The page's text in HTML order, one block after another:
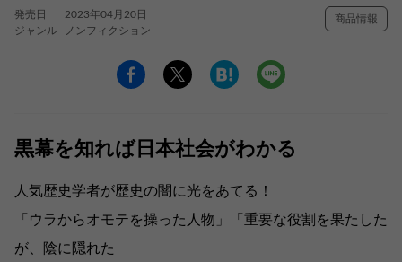
発売日
2023年04月20日
ジャンル
ノンフィクション
商品情報
黒幕を知れば日本社会がわかる
人気歴史学者が歴史の闇に光をあてる！
「ウラからオモテを操った人物」「重要な役割を果たした
が、陰に隠れた